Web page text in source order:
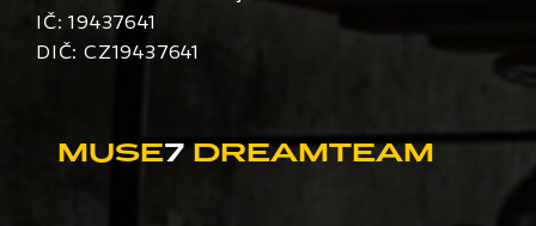
MUSE7DREAMTEAM
IČ: 19437641
DIČ: CZ19437641